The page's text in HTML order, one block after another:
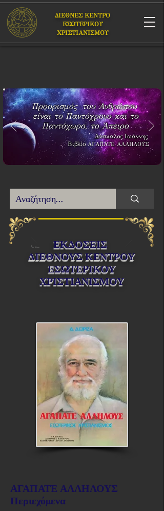
ΔΙΕΘΝΕΣ ΚΕΝΤΡΟ
ΕΣΩΤΕΡΙΚΟΥ
ΧΡΙΣΤΙΑΝΙΣΜΟΥ
Προορισμός του Ανθρώπου
είναι το Παντόχρονο και το
Παντόχωρο, το Άπειρο
Δάσκαλος Ιωάννης
ΒιβλίοΑΓΑΠΑΤΕ ΑΛΛΗΛΟΥΣ
ΕΚΔΟΣΕΙΣ
ΔΙΕΘΝΟΥΣ ΚΕΝΤΡΟΥ
ΕΣΩΤΕΡΙΚΟΥ
ΧΡΙΣΤΙΑΝΙΣΜΟΥ
ΑΓΑΠΑΤΕ ΑΛΛΗΛΟΥΣ
Περιεχόμενα